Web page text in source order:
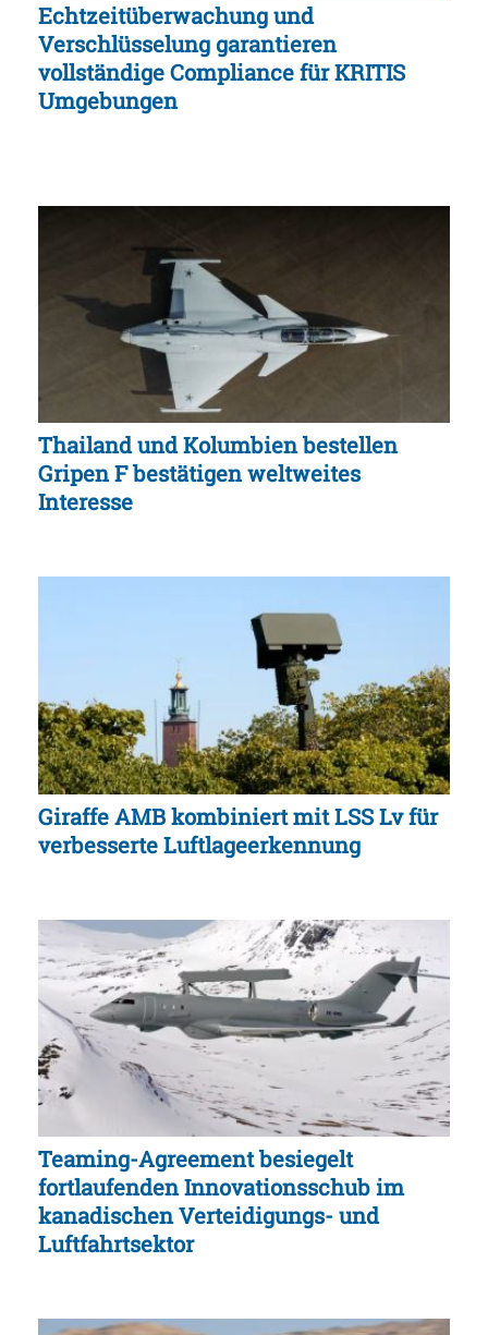
Echtzeitüberwachung und
Verschlüsselung garantieren
vollständige Compliance für KRITIS
Umgebungen
Thailand und Kolumbien bestellen
Gripen F bestätigen weltweites
Interesse
Giraffe AMB kombiniert mit LSS Lv für
verbesserte Luftlageerkennung
Teaming-Agreement besiegelt
fortlaufenden Innovationsschub im
kanadischen Verteidigungs- und
Luftfahrtsektor